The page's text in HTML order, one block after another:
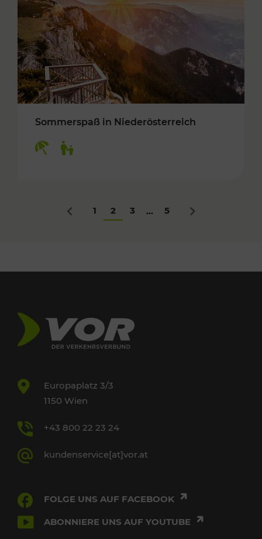
Sommerspaß in Niederösterreich
Zurück
1 2 3 ... 5 Nächstes
Europaplatz 3/3
1150 Wien
+43 800 22 23 24
kundenservice[at]vor.at
FOLGE UNS AUF FACEBOOK
ABONNIERE UNS AUF YOUTUBE